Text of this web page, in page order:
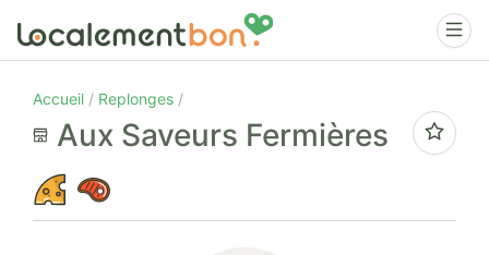
Accueil Replonges
Aux Saveurs Fermières